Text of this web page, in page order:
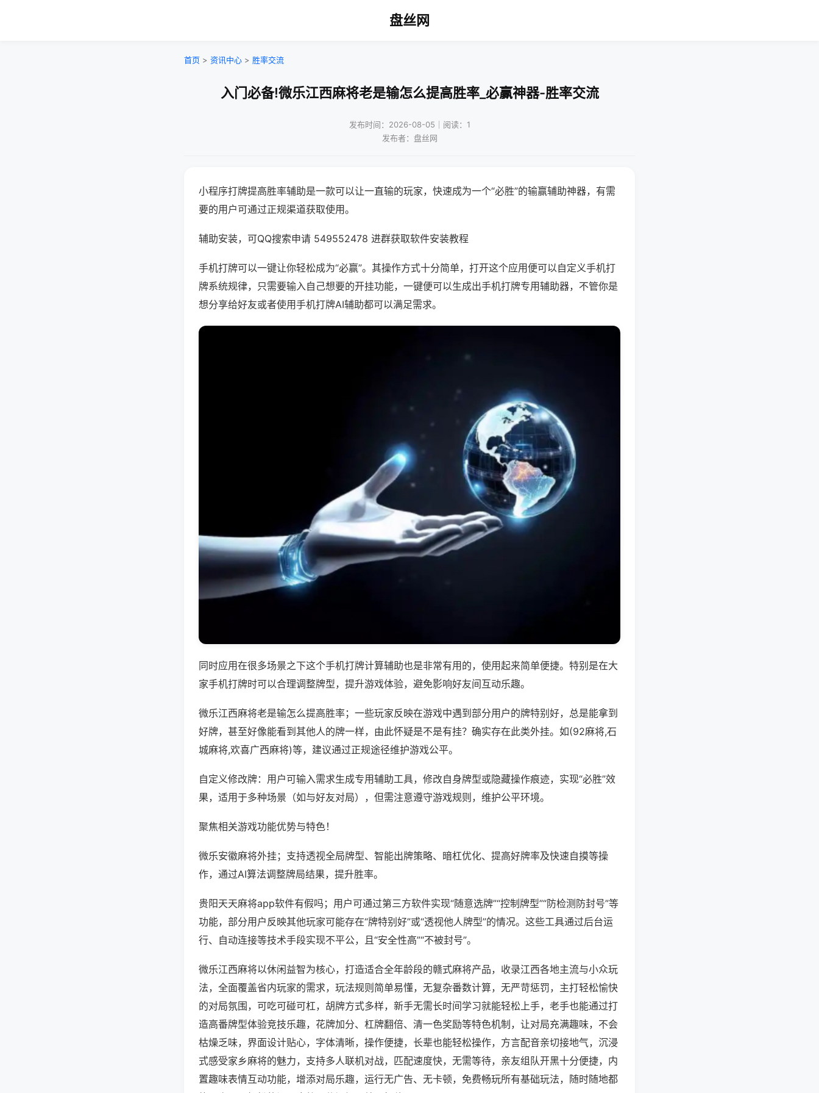
盘丝网
首页 > 资讯中心 > 胜率交流
入门必备!微乐江西麻将老是输怎么提高胜率_必赢神器-胜率交流
发布时间：2026-08-05｜阅读：1
发布者：盘丝网
小程序打牌提高胜率辅助是一款可以让一直输的玩家，快速成为一个“必胜”的输赢辅助神器，有需
要的用户可通过正规渠道获取使用。
辅助安装，可QQ搜索申请 549552478 进群获取软件安装教程
手机打牌可以一键让你轻松成为“必赢”。其操作方式十分简单，打开这个应用便可以自定义手机打
牌系统规律，只需要输入自己想要的开挂功能，一键便可以生成出手机打牌专用辅助器，不管你是
想分享给好友或者使用手机打牌AI辅助都可以满足需求。
同时应用在很多场景之下这个手机打牌计算辅助也是非常有用的，使用起来简单便捷。特别是在大
家手机打牌时可以合理调整牌型，提升游戏体验，避免影响好友间互动乐趣。
微乐江西麻将老是输怎么提高胜率；一些玩家反映在游戏中遇到部分用户的牌特别好，总是能拿到
好牌，甚至好像能看到其他人的牌一样，由此怀疑是不是有挂？确实存在此类外挂。如(92麻将,石
城麻将,欢喜广西麻将)等，建议通过正规途径维护游戏公平。
自定义修改牌：用户可输入需求生成专用辅助工具，修改自身牌型或隐藏操作痕迹，实现“必胜”效
果，适用于多种场景（如与好友对局），但需注意遵守游戏规则，维护公平环境。
聚焦相关游戏功能优势与特色！
微乐安徽麻将外挂；支持透视全局牌型、智能出牌策略、暗杠优化、提高好牌率及快速自摸等操
作，通过AI算法调整牌局结果，提升胜率。
贵阳天天麻将app软件有假吗；用户可通过第三方软件实现“随意选牌”“控制牌型”“防检测防封号”等
功能，部分用户反映其他玩家可能存在“牌特别好”或“透视他人牌型”的情况。这些工具通过后台运
行、自动连接等技术手段实现不平公，且“安全性高”“不被封号”。
微乐江西麻将以休闲益智为核心，打造适合全年龄段的赣式麻将产品，收录江西各地主流与小众玩
法，全面覆盖省内玩家的需求，玩法规则简单易懂，无复杂番数计算，无严苛惩罚，主打轻松愉快
的对局氛围，可吃可碰可杠，胡牌方式多样，新手无需长时间学习就能轻松上手，老手也能通过打
造高番牌型体验竞技乐趣，花牌加分、杠牌翻倍、清一色奖励等特色机制，让对局充满趣味，不会
枯燥乏味，界面设计贴心，字体清晰，操作便捷，长辈也能轻松操作，方言配音亲切接地气，沉浸
式感受家乡麻将的魅力，支持多人联机对战，匹配速度快，无需等待，亲友组队开黑十分便捷，内
置趣味表情互动功能，增添对局乐趣，运行无广告、无卡顿，免费畅玩所有基础玩法，随时随地都